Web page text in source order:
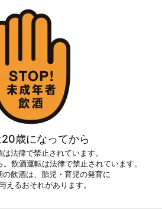
歳になってから
法律で禁止されています。
飲酒運転は法律で禁止されています。
飲酒は、胎児・育児の発育に
えるおそれがあります。